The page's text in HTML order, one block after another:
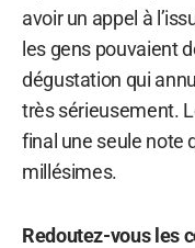
avoir un appel à
les gens pouvaient
dégustation qui
très sérieusement.
final une seule note
millésimes.
Redoutez-vous les